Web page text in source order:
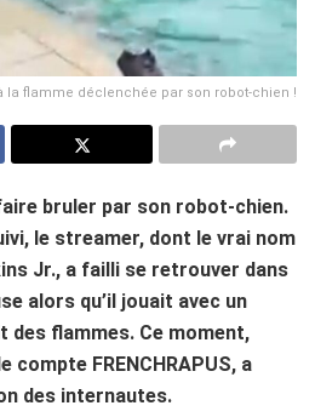
la flamme déclenchée par son robot-chien !
bruler par son robot-chien.
le streamer, dont le vrai nom
Jr., a failli se retrouver dans
alors qu’il jouait avec un
des flammes. Ce moment,
FRENCHRAPUS, a
des internautes.